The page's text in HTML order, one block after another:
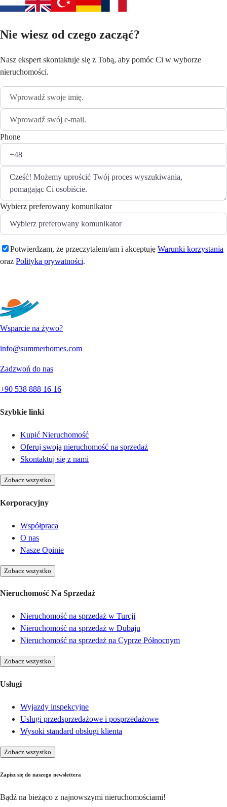
Nie wiesz od czego zacząć?
Nasz ekspert skontaktuje się z Tobą, aby pomóc Ci w wyborze
nieruchomości.
Phone
Wybierz preferowany komunikator
Potwierdzam, że przeczytałem/am i akceptuję Warunki korzystania
oraz Polityka prywatności.
Wsparcie na żywo?
info@summerhomes.com
Zadzwoń do nas
+90 538 888 16 16
Szybkie linki
Kupić Nieruchomość
Oferuj swoją nieruchomość na sprzedaż
Skontaktuj się z nami
Zobacz wszystko
Korporacyjny
Współpraca
O nas
Nasze Opinie
Zobacz wszystko
Nieruchomość Na Sprzedaż
Nieruchomość na sprzedaż w Turcji
Nieruchomość na sprzedaż w Dubaju
Nieruchomość na sprzedaż na Cyprze Północnym
Zobacz wszystko
Usługi
Wyjazdy inspekcyjne
Usługi przedsprzedażowe i posprzedażowe
Wysoki standard obsługi klienta
Zobacz wszystko
Zapisz się do naszego newslettera
Bądź na bieżąco z najnowszymi nieruchomościami!